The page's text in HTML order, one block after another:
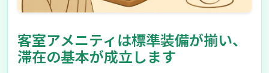
客室アメニティは標準装備が揃い、
滞在の基本が成立します